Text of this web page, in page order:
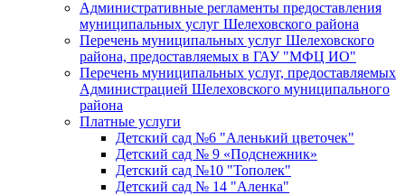
Административные регламенты предоставления
муниципальных услуг Шелеховского района
Перечень муниципальных услуг Шелеховского
района, предоставляемых в ГАУ "МФЦ ИО"
Перечень муниципальных услуг, предоставляемых
Администрацией Шелеховского муниципального
района
Платные услуги
Детский сад №6 "Аленький цветочек"
Детский сад № 9 «Подснежник»
Детский сад №10 "Тополек"
Детский сад № 14 "Аленка"